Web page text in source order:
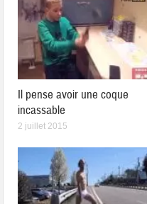
Il pense avoir une coque
incassable
2 juillet 2015